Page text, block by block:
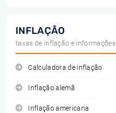
INFLAÇÃO
taxas de inflação e informações
Calculadora de inflação
Inflação alemã
Inflação americana